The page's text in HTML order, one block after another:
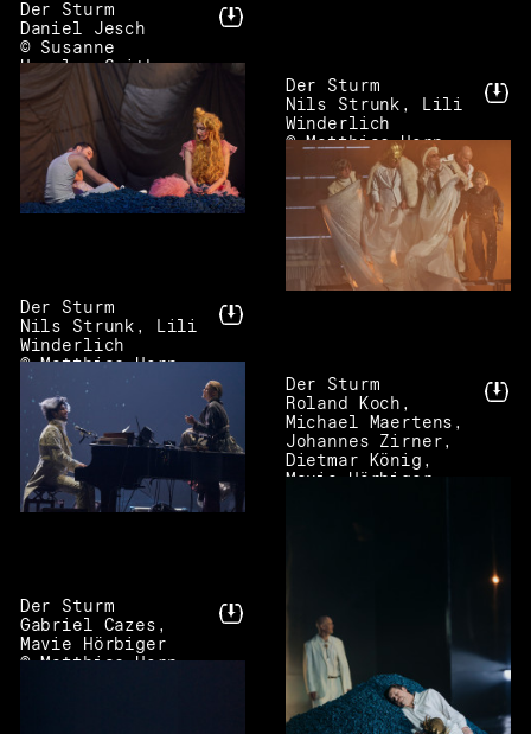
Der Sturm
Daniel Jesch
© Susanne
Hassler-Smith
Der Sturm
Nils Strunk, Lili
Winderlich
© Matthias Horn
Der Sturm
Nils Strunk, Lili
Winderlich
© Matthias Horn
Der Sturm
Roland Koch,
Michael Maertens,
Johannes Zirner,
Dietmar König,
Mavie Hörbiger
Der Sturm
Gabriel Cazes,
Mavie Hörbiger
© Matthias Horn